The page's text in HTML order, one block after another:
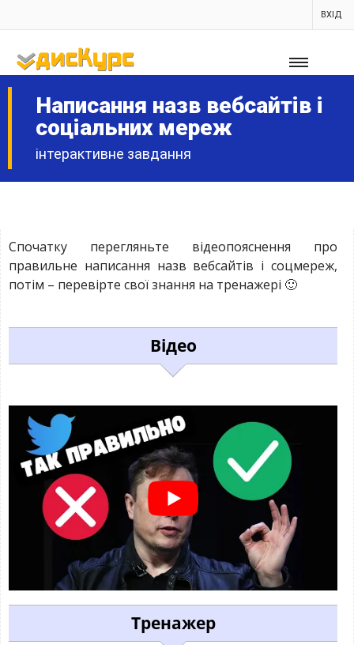
ВХІД
Написання назв вебсайтів і
соціальних мереж
інтерактивне завдання
Спочатку перегляньте відеопояснення про
правильне написання назв вебсайтів і соцмереж,
потім – перевірте свої знання на тренажері 🙂
Відео
Тренажер